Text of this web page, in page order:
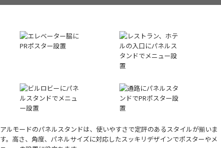
アルモードのパネルスタンドは、使いやすさで定評のあるスタイルが揃いま
す。高さ、角度、パネルサイズに対応したスッキリデザインでポスターやメ